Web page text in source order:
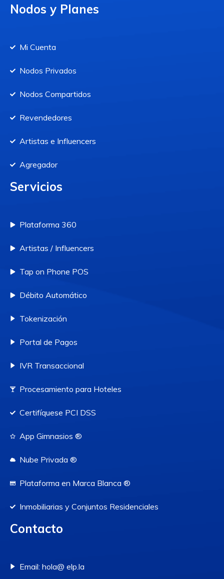
Nodos y Planes
Mi Cuenta
Nodos Privados
Nodos Compartidos
Revendedores
Artistas e Influencers
Agregador
Servicios
Plataforma 360
Artistas / Influencers
Tap on Phone POS
Débito Automático
Tokenización
Portal de Pagos
IVR Transaccional
Procesamiento para Hoteles
Certifíquese PCI DSS
App Gimnasios ®
Nube Privada ®
Plataforma en Marca Blanca ®
Inmobiliarias y Conjuntos Residenciales
Contacto
Email: hola@ elp.la